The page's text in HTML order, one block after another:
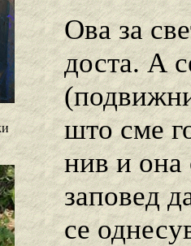
Ова за
доста. А
што сме
нив и она
заповед
се